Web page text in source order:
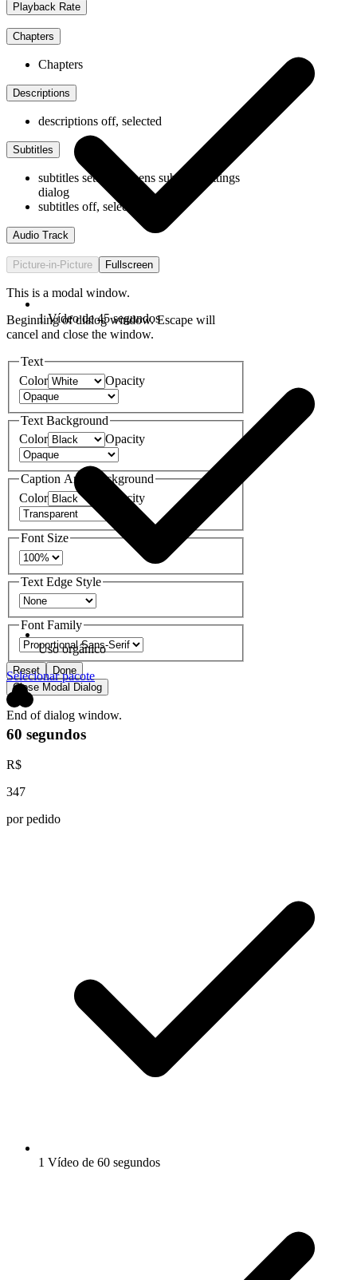
Playback Rate
Chapters
Chapters
Descriptions
descriptions off, selected
Subtitles
subtitles settings
, opens subtitles settings
dialog
subtitles off, selected
Audio Track
Picture-in-Picture Fullscreen
This is a modal window.
Beginning of dialog window. Escape will
cancel and close the window.
Text
Color
Opacity
Text Background
Color
Opacity
Caption Area Background
Color
Opacity
Font Size
Text Edge Style
Font Family
Reset
Done
Close Modal Dialog
End of dialog window.
1 Vídeo de 45 segundos
Uso orgânico
Selecionar pacote
60 segundos
R$
347
por pedido
1 Vídeo de 60 segundos